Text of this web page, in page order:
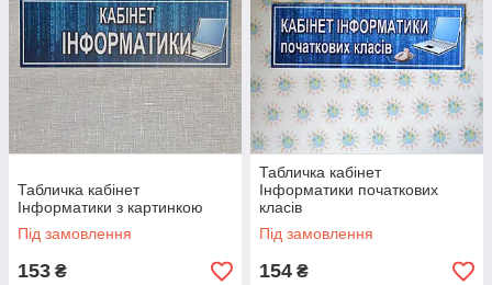
Табличка кабінет
Інформатики з картинкою
Під замовлення
153 ₴
Табличка кабінет
Інформатики початкових
класів
Під замовлення
154 ₴